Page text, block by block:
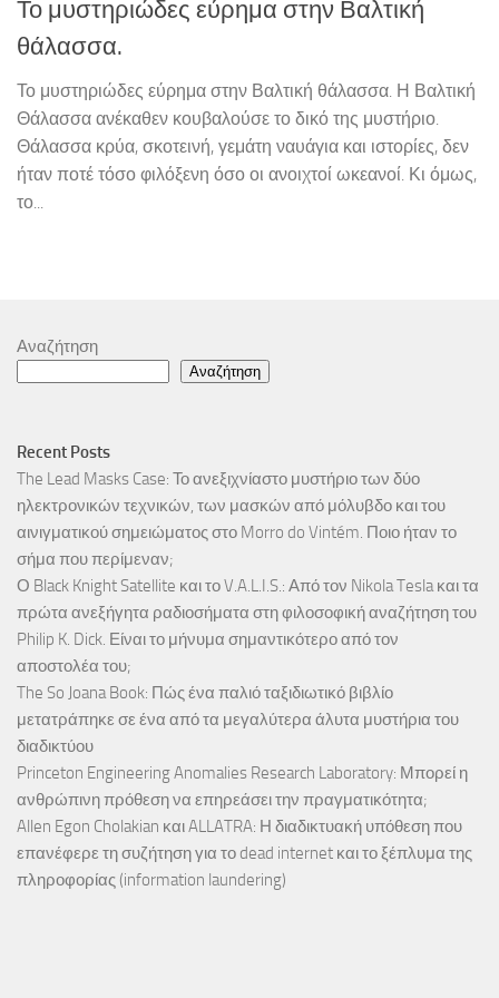
Το μυστηριώδες εύρημα στην Βαλτική
θάλασσα.
Το μυστηριώδες εύρημα στην Βαλτική θάλασσα. Η Βαλτική
Θάλασσα ανέκαθεν κουβαλούσε το δικό της μυστήριο.
Θάλασσα κρύα, σκοτεινή, γεμάτη ναυάγια και ιστορίες, δεν
ήταν ποτέ τόσο φιλόξενη όσο οι ανοιχτοί ωκεανοί. Κι όμως,
το...
Αναζήτηση
Αναζήτηση
Recent Posts
The Lead Masks Case: Το ανεξιχνίαστο μυστήριο των δύο
ηλεκτρονικών τεχνικών, των μασκών από μόλυβδο και του
αινιγματικού σημειώματος στο Morro do Vintém. Ποιο ήταν το
σήμα που περίμεναν;
Ο Black Knight Satellite και το V.A.L.I.S.: Από τον Nikola Tesla και τα
πρώτα ανεξήγητα ραδιοσήματα στη φιλοσοφική αναζήτηση του
Philip K. Dick. Είναι το μήνυμα σημαντικότερο από τον
αποστολέα του;
The So Joana Book: Πώς ένα παλιό ταξιδιωτικό βιβλίο
μετατράπηκε σε ένα από τα μεγαλύτερα άλυτα μυστήρια του
διαδικτύου
Princeton Engineering Anomalies Research Laboratory: Μπορεί η
ανθρώπινη πρόθεση να επηρεάσει την πραγματικότητα;
Allen Egon Cholakian και ALLATRA: Η διαδικτυακή υπόθεση που
επανέφερε τη συζήτηση για το dead internet και το ξέπλυμα της
πληροφορίας (information laundering)